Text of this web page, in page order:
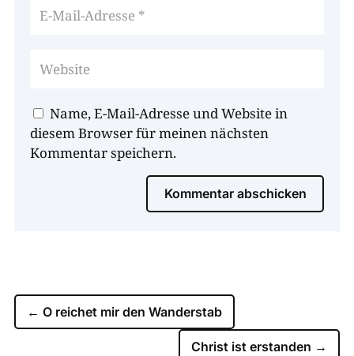
Name, E-Mail-Adresse und Website in
diesem Browser für meinen nächsten
Kommentar speichern.
Kommentar abschicken
← O reichet mir den Wanderstab
Christ ist erstanden →